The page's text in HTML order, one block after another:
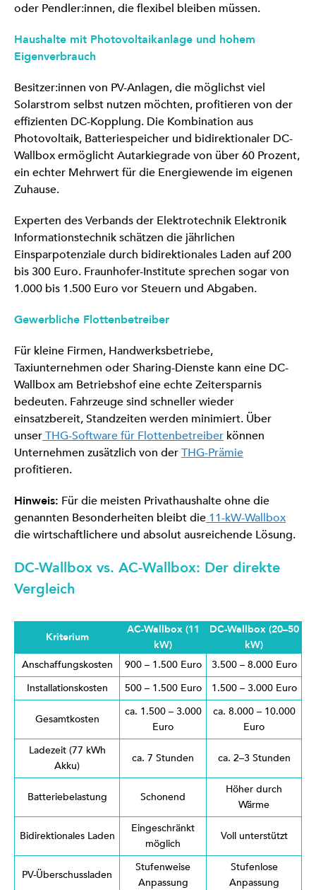
oder Pendler:innen, die flexibel bleiben müssen.
Haushalte mit Photovoltaikanlage und hohem
Eigenverbrauch
Besitzer:innen von PV-Anlagen, die möglichst viel
Solarstrom selbst nutzen möchten, profitieren von der
effizienten DC-Kopplung. Die Kombination aus
Photovoltaik, Batteriespeicher und bidirektionaler DC-
Wallbox ermöglicht Autarkiegrade von über 60 Prozent,
ein echter Mehrwert für die Energiewende im eigenen
Zuhause.
Experten des Verbands der Elektrotechnik Elektronik
Informationstechnik schätzen die jährlichen
Einsparpotenziale durch bidirektionales Laden auf 200
bis 300 Euro. Fraunhofer-Institute sprechen sogar von
1.000 bis 1.500 Euro vor Steuern und Abgaben.
Gewerbliche Flottenbetreiber
Für kleine Firmen, Handwerksbetriebe,
Taxiunternehmen oder Sharing-Dienste kann eine DC-
Wallbox am Betriebshof eine echte Zeitersparnis
bedeuten. Fahrzeuge sind schneller wieder
einsatzbereit, Standzeiten werden minimiert. Über
unserTHG-Software für Flottenbetreiber können
Unternehmen zusätzlich von derTHG-Prämie
profitieren.
Hinweis: Für die meisten Privathaushalte ohne die
genannten Besonderheiten bleibt die 11-kW-Wallbox
die wirtschaftlichere und absolut ausreichende Lösung.
DC-Wallbox vs. AC-Wallbox: Der direkte
Vergleich
Kriterium
AC-Wallbox (11
kW)
DC-Wallbox (20–50
kW)
Anschaffungskosten
900 – 1.500 Euro
3.500 – 8.000 Euro
Installationskosten
500 – 1.500 Euro 1.500 – 3.000 Euro
Gesamtkosten
ca. 1.500 – 3.000
Euro
ca. 8.000 – 10.000
Euro
Ladezeit (77 kWh
Akku)
ca. 7 Stunden ca. 2–3 Stunden
Batteriebelastung Schonend
Höher durch
Wärme
Bidirektionales Laden
Eingeschränkt
möglich
Voll unterstützt
PV-Überschussladen
Stufenweise
Anpassung
Stufenlose
Anpassung